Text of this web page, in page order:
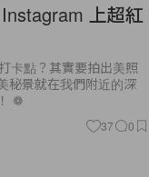
上超紅
卡點？其實要拍出美照
秘景就在我們附近的深
❁
37 0